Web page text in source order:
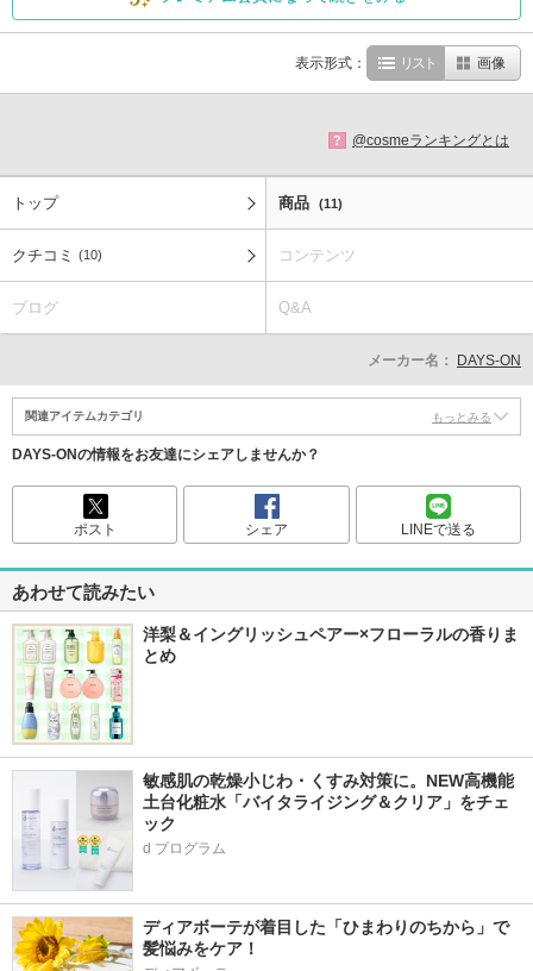
表示形式： リスト 画像
? @cosmeランキングとは
トップ 商品 (11)
クチコミ (10) コンテンツ
ブログ Q&A
メーカー名： DAYS-ON
関連アイテムカテゴリ もっとみる
DAYS-ONの情報をお友達にシェアしませんか？
ポスト シェア LINEで送る
あわせて読みたい
洋梨＆イングリッシュペアー×フローラルの香りま
とめ
敏感肌の乾燥小じわ・くすみ対策に。NEW高機能
土台化粧水「バイタライジング＆クリア」をチェ
ック
d プログラム
ディアボーテが着目した「ひまわりのちから」で
髪悩みをケア！